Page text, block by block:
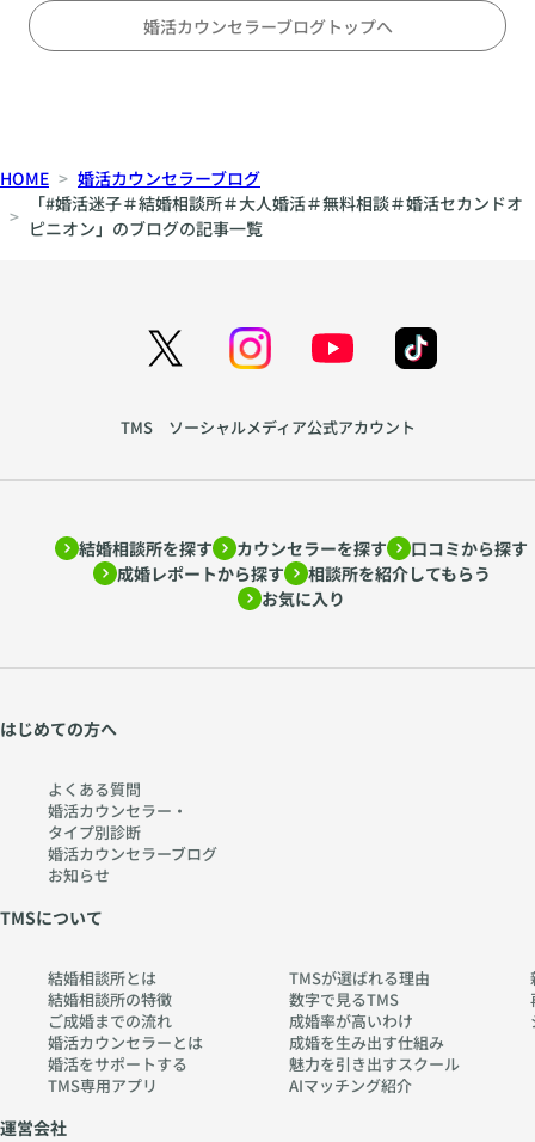
メ
対
等
ー
の
育
を
ー
心
理
か
w.
ch
err
y-
pia
テ
声
htt
w
婚活カウンセラーブログトップへ
HOME
婚活カウンセラーブログ
「#婚活迷子＃結婚相談所＃大人婚活＃無料相談＃婚活セカンドオ
ピニオン」のブログの記事一覧
TMS ソーシャルメディア公式アカウント
結婚相談所を探す カウンセラーを探す
口コミから探す
成婚レポートから探す
相談所を紹介してもらう
お気に入り
はじめての方へ
よくある質問
婚活カウンセラー・
タイプ別診断
婚活カウンセラーブログ
お知らせ
TMSについて
結婚相談所とは
結婚相談所の特徴
ご成婚までの流れ
婚活カウンセラーとは
婚活をサポートする
TMS専用アプリ
TMSが選ばれる理由
数字で見るTMS
成婚率が高いわけ
成婚を生み出す仕組み
魅力を引き出すスクール
AIマッチング紹介
運営会社